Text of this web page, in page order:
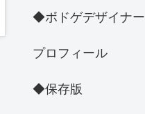
◆ボドゲデザイナー
プロフィール
◆保存版